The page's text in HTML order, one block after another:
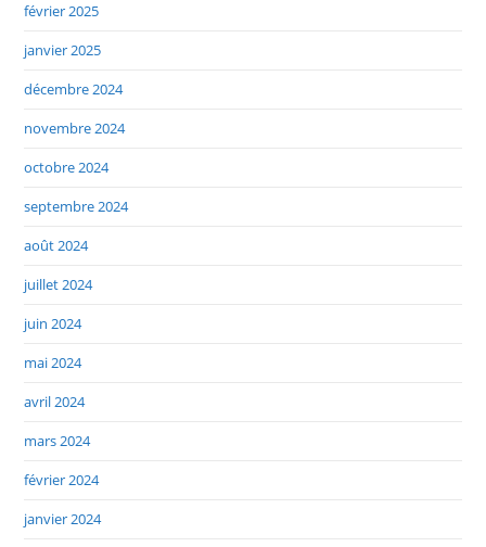
février 2025
janvier 2025
décembre 2024
novembre 2024
octobre 2024
septembre 2024
août 2024
juillet 2024
juin 2024
mai 2024
avril 2024
mars 2024
février 2024
janvier 2024